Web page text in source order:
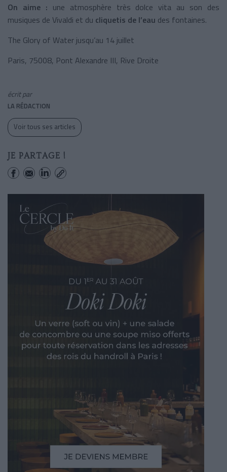
On aime : une atmosphère très dolce vita au son des
musiques de Vivaldi et du cliquetis de l’eau des fontaines.
The Glory of Water jusqu’au 14 juillet
Paris, 75008, Pont Alexandre III, Rive Droite
écrit par
LA RÉDACTION
Voir tous ses articles
JE PARTAGE !